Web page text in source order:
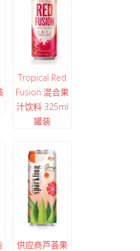
Tropical Red
Fusion 混合果
汁饮料 325ml
罐装
供应商芦荟果